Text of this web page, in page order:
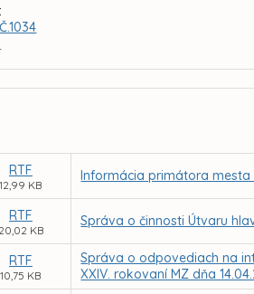
RTF
12,99 KB
Informácia primátora mesta
RTF
20,02 KB
Správa o činnosti Útvaru
RTF
10,75 KB
Správa o odpovediach na
XXIV. rokovaní MZ dňa